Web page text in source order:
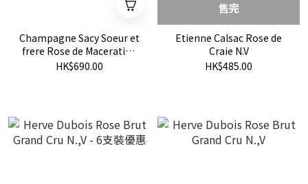
Champagne Sacy Soeur et
frere Rose de Maceration
2020
HK$690.00
售完
Etienne Calsac Rose de
Craie N.V
HK$485.00